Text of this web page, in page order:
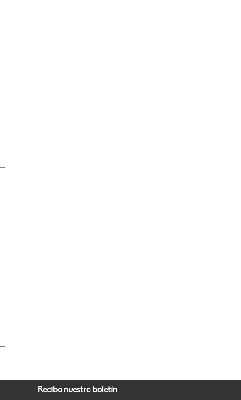
Reciba nuestro boletín